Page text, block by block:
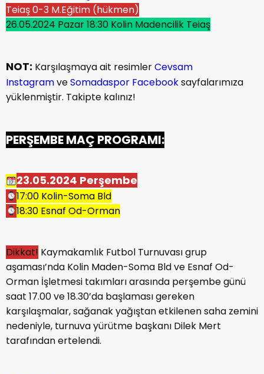
Teiaş 0-3 M.Eğitim (hükmen)
26.05.2024 Pazar 18:30 Kolin Madencilik Teiaş
NOT: Karşılaşmaya ait resimlerCevsam
InstagramveSomadaspor Facebooksayfalarımıza
yüklenmiştir. Takipte kalınız!
PERŞEMBE MAÇ PROGRAMI:
23.05.2024 Perşembe
17:00 Kolin-Soma Bld
18:30 Esnaf Od-Orman
Dikkat! Kaymakamlık Futbol Turnuvası grup
aşaması’nda Kolin Maden-Soma Bld ve Esnaf Od-
Orman İşletmesi takımları arasında perşembe günü
saat 17.00 ve 18.30’da başlaması gereken
karşılaşmalar, sağanak yağıştan etkilenen saha zemini
nedeniyle, turnuva yürütme başkanı Dilek Mert
tarafından ertelendi.